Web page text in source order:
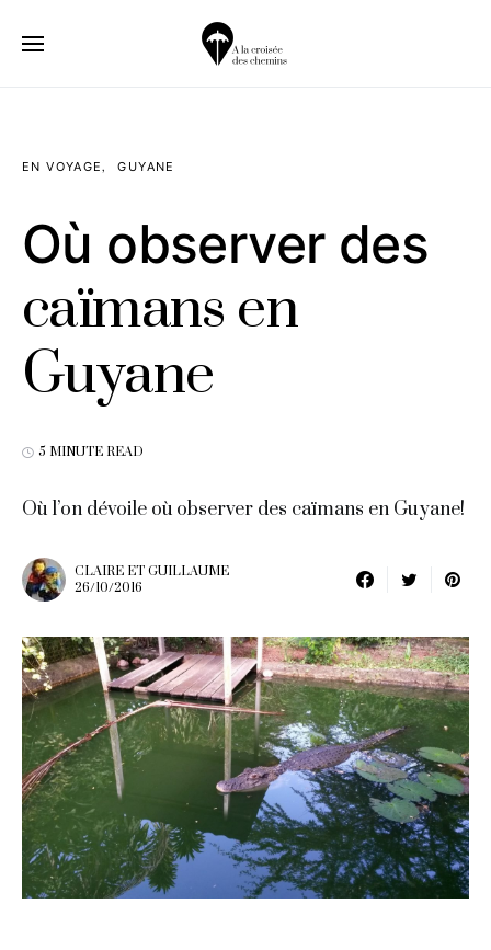
EN VOYAGE GUYANE
Où observer des
caïmans en
Guyane
5 MINUTE READ
Où l’on dévoile où observer des caïmans en Guyane!
CLAIRE ET GUILLAUME
26/10/2016